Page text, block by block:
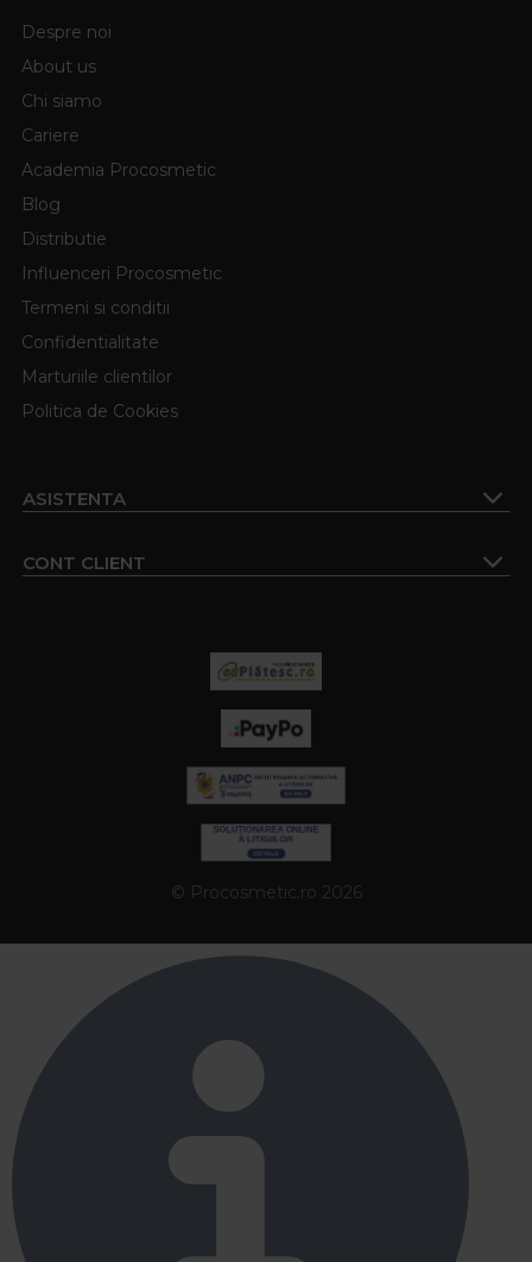
Despre noi
About us
Chi siamo
Cariere
Academia Procosmetic
Blog
Distributie
Influenceri Procosmetic
Termeni si conditii
Confidentialitate
Marturiile clientilor
Politica de Cookies
ASISTENTA
CONT CLIENT
© Procosmetic.ro 2026